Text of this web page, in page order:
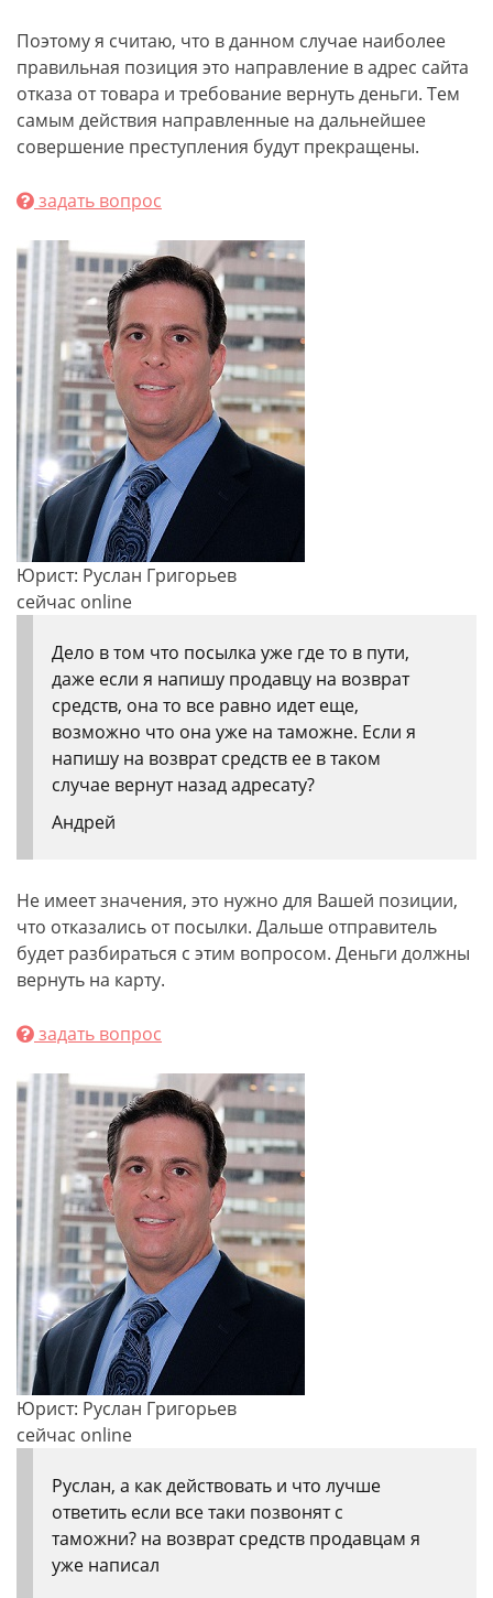
Поэтому я считаю, что в данном случае наиболее
правильная позиция это направление в адрес сайта
отказа от товара и требование вернуть деньги. Тем
самым действия направленные на дальнейшее
совершение преступления будут прекращены.
задать вопрос
Юрист: Руслан Григорьев
сейчас online
Дело в том что посылка уже где то в пути,
даже если я напишу продавцу на возврат
средств, она то все равно идет еще,
возможно что она уже на таможне. Если я
напишу на возврат средств ее в таком
случае вернут назад адресату?
Андрей
Не имеет значения, это нужно для Вашей позиции,
что отказались от посылки. Дальше отправитель
будет разбираться с этим вопросом. Деньги должны
вернуть на карту.
задать вопрос
Юрист: Руслан Григорьев
сейчас online
Руслан, а как действовать и что лучше
ответить если все таки позвонят с
таможни? на возврат средств продавцам я
уже написал